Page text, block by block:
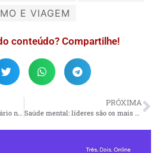
E VIAGEM
conteúdo? Compartilhe!
PRÓXIMA